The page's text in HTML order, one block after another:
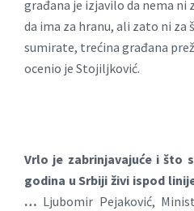
građana je izjavilo da nema ni
da ima za hranu, ali zato ni za
sumirate, trećina građana
ocenio je Stojiljković.
Vrlo je zabrinjavajuće i što
godina u Srbiji živi ispod
… Ljubomir Pejaković,